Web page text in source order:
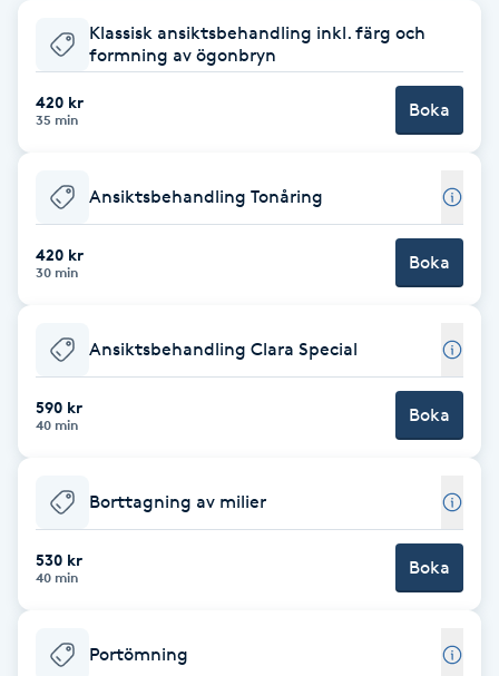
Babylights
Balayage
Barber
BIAB
Blowout
Brynfärgning
Brynplockning
Klassisk ansiktsbehandling inkl. färg och
formning av ögonbryn
420 kr
35 min Boka
Ansiktsbehandling Tonåring
420 kr
30 min Boka
Ansiktsbehandling Clara Special
590 kr
40 min Boka
Borttagning av milier
530 kr
40 min Boka
Portömning